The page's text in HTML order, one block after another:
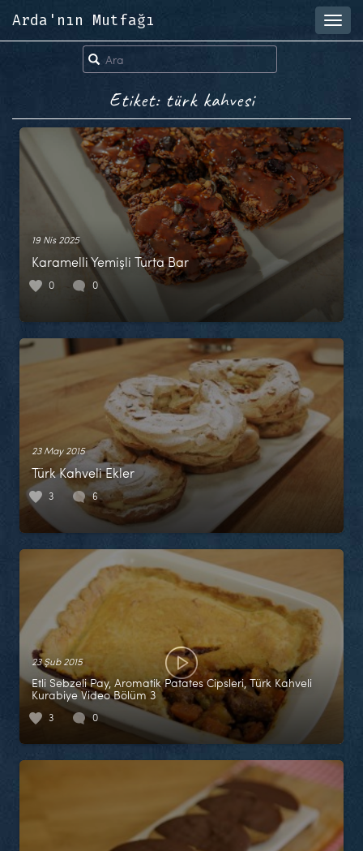
Arda'nın Mutfağı
Etiket: türk kahvesi
19 Nis 2025
Karamelli Yemişli Turta Bar
0 0
23 May 2015
Türk Kahveli Ekler
3 6
23 Şub 2015
Etli Sebzeli Pay, Aromatik Patates Cipsleri, Türk Kahveli
Kurabiye Video Bölüm 3
3 0